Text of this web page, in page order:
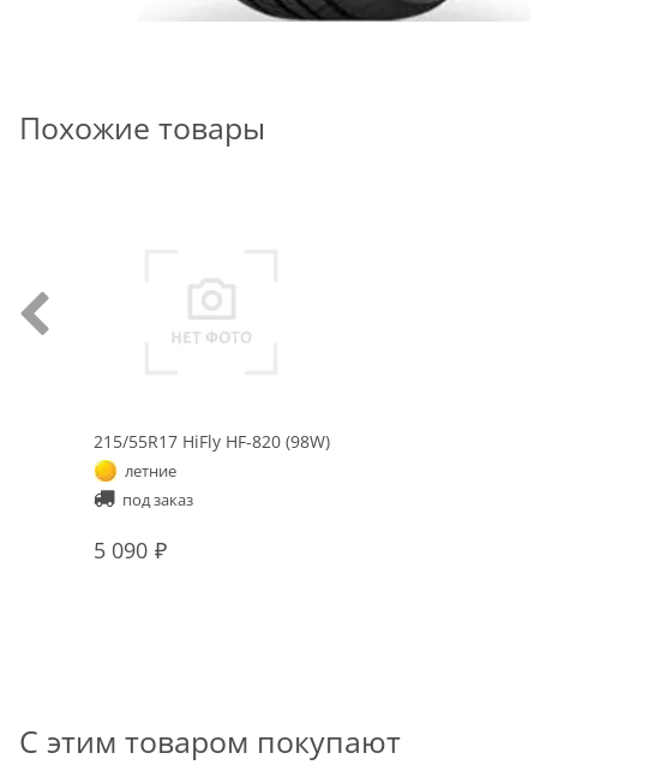
Похожие товары
215/55R17 HiFly HF-820 (98W)
летние
под заказ
5 090
С этим товаром покупают